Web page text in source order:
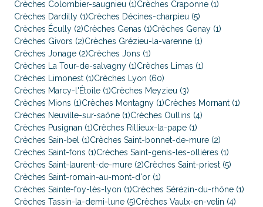
Crèches Colombier-saugnieu (1)Crèches Craponne (1)
Crèches Dardilly (1)Crèches Décines-charpieu (5)
Crèches Écully (2)Crèches Genas (1)Crèches Genay (1)
Crèches Givors (2)Crèches Grézieu-la-varenne (1)
Crèches Jonage (2)Crèches Jons (1)
Crèches La Tour-de-salvagny (1)Crèches Limas (1)
Crèches Limonest (1)Crèches Lyon (60)
Crèches Marcy-l'Étoile (1)Crèches Meyzieu (3)
Crèches Mions (1)Crèches Montagny (1)Crèches Mornant (1)
Crèches Neuville-sur-saône (1)Crèches Oullins (4)
Crèches Pusignan (1)Crèches Rillieux-la-pape (1)
Crèches Sain-bel (1)Crèches Saint-bonnet-de-mure (2)
Crèches Saint-fons (1)Crèches Saint-genis-les-ollières (1)
Crèches Saint-laurent-de-mure (2)Crèches Saint-priest (5)
Crèches Saint-romain-au-mont-d'or (1)
Crèches Sainte-foy-lès-lyon (1)Crèches Sérézin-du-rhône (1)
Crèches Tassin-la-demi-lune (5)Crèches Vaulx-en-velin (4)